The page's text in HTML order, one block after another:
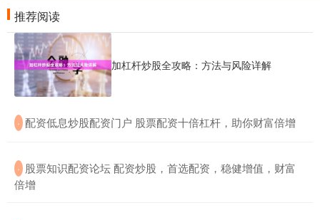
推荐阅读
加杠杆炒股全攻略：方法与风险详解
· ​配资低息炒股配资门户 股票配资十倍杠杆，助你财富倍增
· ​股票知识配资论坛 配资炒股，首选配资，稳健增值，财富
倍增